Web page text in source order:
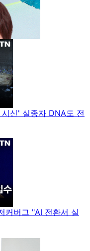
신' 실종자 DNA도 전
커버그 "AI 전환서 실